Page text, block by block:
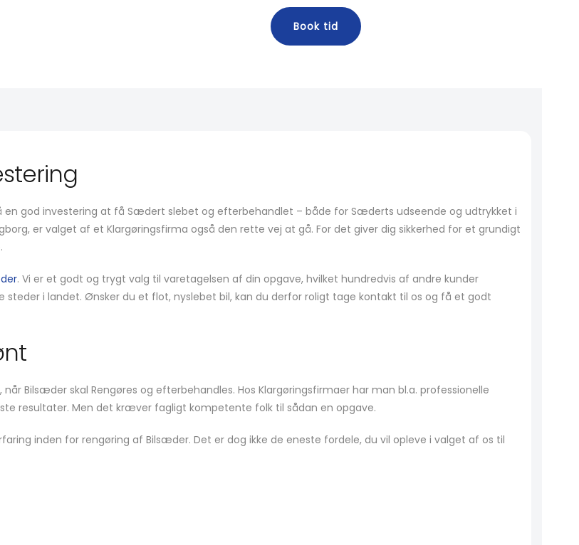
Book tid
god investering at få Sædert slebet og efterbehandlet – både for Sæderts udseende og udtrykket i
er valget af et Klargøringsfirma også den rette vej at gå. For det giver dig sikkerhed for et grundigt
. Vi er et godt og trygt valg til varetagelsen af din opgave, hvilket hundredvis af andre kunder
steder i landet. Ønsker du et flot, nyslebet bil, kan du derfor roligt tage kontakt til os og få et godt
Bilsæder skal Rengøres og efterbehandles. Hos Klargøringsfirmaer har man bl.a. professionelle
resultater. Men det kræver fagligt kompetente folk til sådan en opgave.
inden for rengøring af Bilsæder. Det er dog ikke de eneste fordele, du vil opleve i valget af os til